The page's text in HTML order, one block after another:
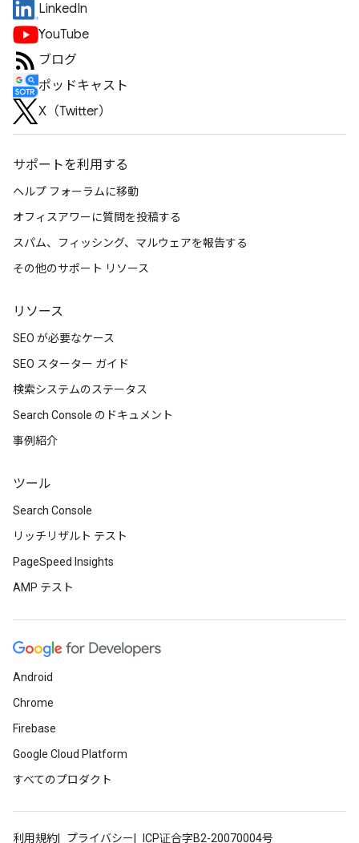
LinkedIn
YouTube
ブログ
ポッドキャスト
X（Twitter）
サポートを利用する
ヘルプ フォーラムに移動
オフィスアワーに質問を投稿する
スパム、フィッシング、マルウェアを報告する
その他のサポート リソース
リソース
SEO が必要なケース
SEO スターター ガイド
検索システムのステータス
Search Console のドキュメント
事例紹介
ツール
Search Console
リッチリザルト テスト
PageSpeed Insights
AMP テスト
Android
Chrome
Firebase
Google Cloud Platform
すべてのプロダクト
利用規約 プライバシー ICP证合字B2-20070004号